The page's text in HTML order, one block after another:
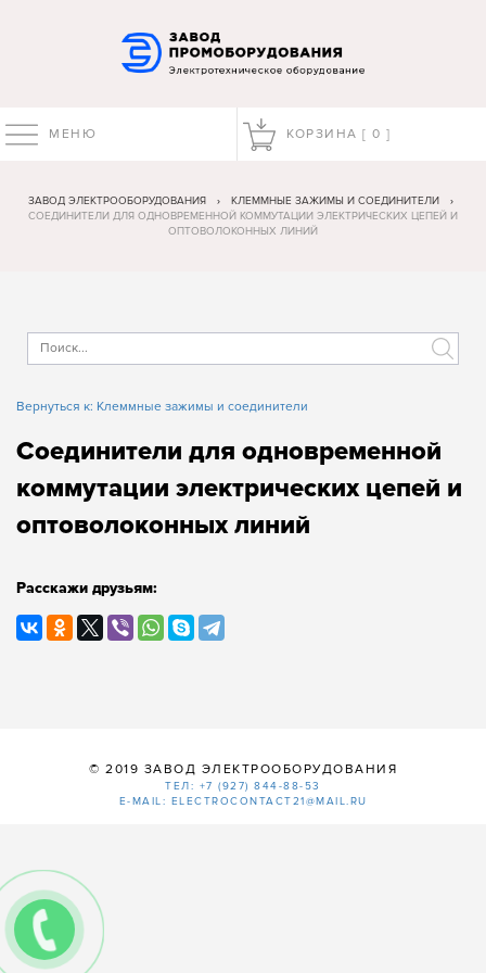
МЕНЮ КОРЗИНА [ 0]
ЗАВОД ЭЛЕКТРООБОРУДОВАНИЯ › КЛЕММНЫЕ ЗАЖИМЫ И СОЕДИНИТЕЛИ
›
СОЕДИНИТЕЛИ ДЛЯ ОДНОВРЕМЕННОЙ КОММУТАЦИИ ЭЛЕКТРИЧЕСКИХ ЦЕПЕЙ И
ОПТОВОЛОКОННЫХ ЛИНИЙ
Вернуться к: Клеммные зажимы и соединители
Соединители для одновременной
коммутации электрических цепей и
оптоволоконных линий
Расскажи друзьям:
© 2019 ЗАВОД ЭЛЕКТРООБОРУДОВАНИЯ
ТЕЛ: +7 (927) 844-88-53
E-MAIL: ELECTROCONTACT21@MAIL.RU